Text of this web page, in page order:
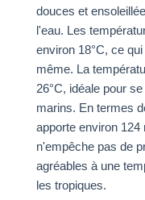
douces et
l'eau. Les
environ 18°C, ce
même. La
26°C, idéale pour
marins. En termes
apporte environ
n'empêche pas de
agréables à une
les tropiques.